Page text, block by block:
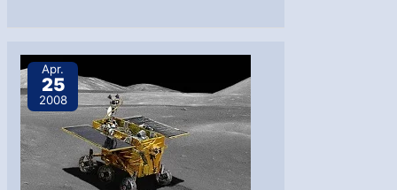
Originalgröße
im
Deutschen
Museum
Apr.
25
2008